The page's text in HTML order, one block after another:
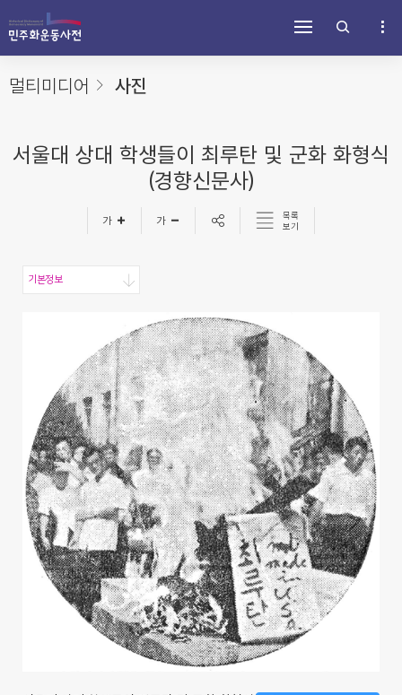
메
뉴
바
로
용
바
로
가
단
바
로
가멀티미디어 사진
서울대 상대 학생들이 최루탄 및 군화 화형식
(경향신문사)
목록
보기
기본정보